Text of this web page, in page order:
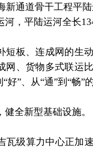
新通道骨干工程平
，平陆运河全长
短板、连成网的生
网、货物多式联运
好”、从“通”到“畅”
全新型基础设施。
瓦级算力中心正加